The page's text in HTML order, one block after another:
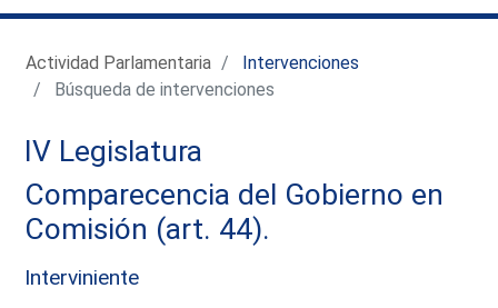
Actividad Parlamentaria
Intervenciones
Búsqueda de intervenciones
IV Legislatura
Comparecencia del Gobierno en
Comisión (art. 44).
Interviniente